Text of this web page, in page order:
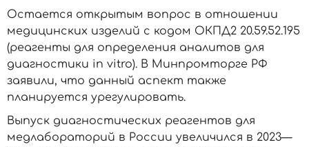
Остается открытым вопрос в отношении
медицинских изделий с кодом ОКПД2 20.59.52.195
(реагенты для определения аналитов для
диагностики in vitro). В Минпромторге РФ
заявили, что данный аспект также
планируется урегулировать.
Выпуск диагностических реагентов для
медлабораторий в России увеличился в 2023—